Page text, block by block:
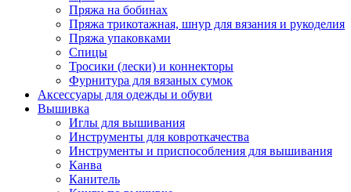
Пряжа на бобинах
Пряжа трикотажная, шнур для вязания и рукоделия
Пряжа упаковками
Спицы
Тросики (лески) и коннекторы
Фурнитура для вязаных сумок
Аксессуары для одежды и обуви
Вышивка
Иглы для вышивания
Инструменты для ковроткачества
Инструменты и приспособления для вышивания
Канва
Канитель